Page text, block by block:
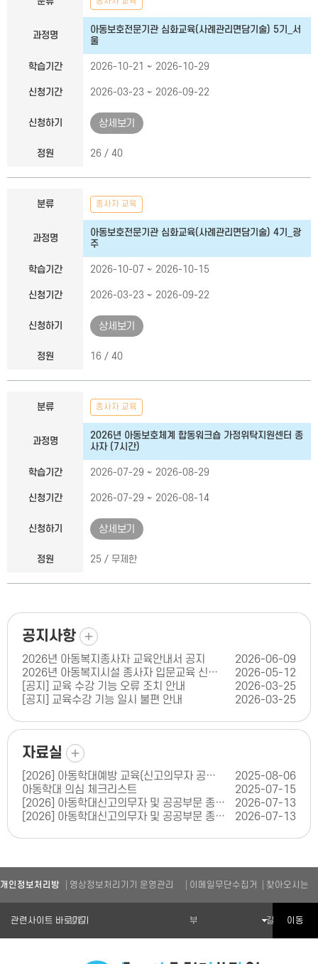
과정명
아동보호전문기관 심화교육(사례관리면담기술) 5기_서
울
학습기간 2026-10-21 ~ 2026-10-29
신청기간 2026-03-23 ~ 2026-09-22
신청하기 상세보기
정원 26 / 40
분류 종사자 교육
과정명
아동보호전문기관 심화교육(사례관리면담기술) 4기_광
주
학습기간 2026-10-07 ~ 2026-10-15
신청기간 2026-03-23 ~ 2026-09-22
신청하기 상세보기
정원 16 / 40
분류 종사자 교육
과정명
2026년 아동보호체계 합동워크숍 가정위탁지원센터 종
사자 (7시간)
학습기간 2026-07-29 ~ 2026-08-29
신청기간 2026-07-29 ~ 2026-08-14
신청하기 상세보기
정원 25 / 무제한
공지사항
더보기
2026년 아동복지종사자 교육안내서 공지
2026-06-09
2026년 아동복지시설 종사자 입문교육 신청 안내
2026-05-12
[공지] 교육 수강 기능 오류 조치 안내
2026-03-25
[공지] 교육수강 기능 일시 불편 안내
2026-03-25
자료실
더보기
[2026] 아동학대예방 교육(신고의무자 공공부문 교육) 콘텐츠 인증 신청서(양식)
2025-08-06
아동학대 의심 체크리스트
2025-07-15
[2026] 아동학대신고의무자 및 공공부문 종사자 아동학대 예방교육(체육기관 종사자 편)
2026-07-13
[2026] 아동학대신고의무자 및 공공부문 종사자 아동학대 예방교육(학원 종사자 편)
2026-07-13
개인정보처리방 영상정보처리기기 운영관리
방침
이메일무단수집거
부
찾아오시는
길 이동